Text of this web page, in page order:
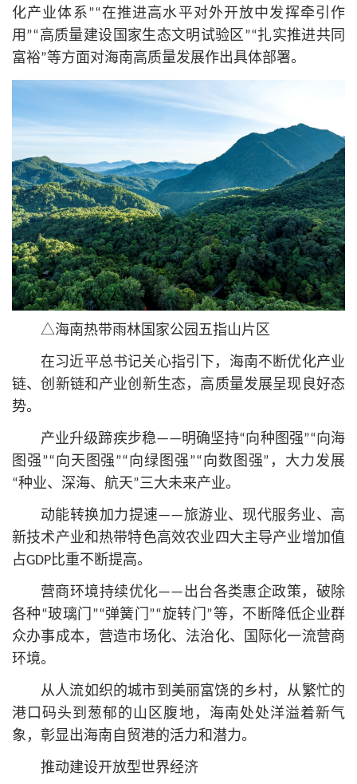
化产业体系”“在推进高水平对外开放中发挥牵引作
用”“高质量建设国家生态文明试验区”“扎实推进共同
富裕”等方面对海南高质量发展作出具体部署。
△海南热带雨林国家公园五指山片区
在习近平总书记关心指引下，海南不断优化产业
链、创新链和产业创新生态，高质量发展呈现良好态
势。
产业升级蹄疾步稳——明确坚持“向种图强”“向海
图强”“向天图强”“向绿图强”“向数图强”，大力发展
“种业、深海、航天”三大未来产业。
动能转换加力提速——旅游业、现代服务业、高
新技术产业和热带特色高效农业四大主导产业增加值
占GDP比重不断提高。
营商环境持续优化——出台各类惠企政策，破除
各种“玻璃门”“弹簧门”“旋转门”等，不断降低企业群
众办事成本，营造市场化、法治化、国际化一流营商
环境。
从人流如织的城市到美丽富饶的乡村，从繁忙的
港口码头到葱郁的山区腹地，海南处处洋溢着新气
象，彰显出海南自贸港的活力和潜力。
推动建设开放型世界经济